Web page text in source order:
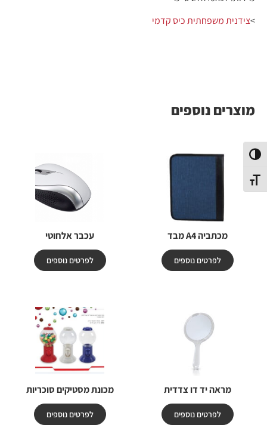
הפעל/כבה ניגודיות גבוהה
מתג גודל גופן
>צידנית משפחתית כיס קדמי
מוצרים נוספים
מכתביה A4 מבד
לפרטים נוספים
עכבר אלחוטי
לפרטים נוספים
מראה יד דו צדדית
לפרטים נוספים
מכונת מסטיקים סוכריות
לפרטים נוספים